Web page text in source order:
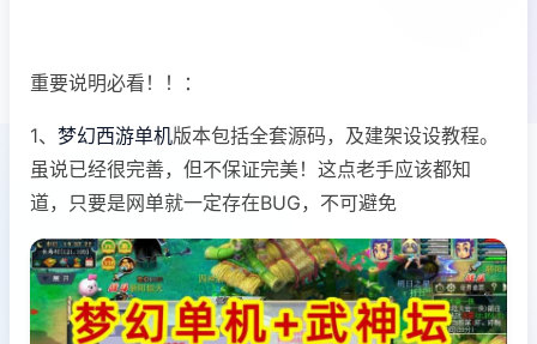
重要说明必看！！：
1、 梦幻西游单机版本包括全套源码，及建架设设教程。
虽说已经很完善，但不保证完美！这点老手应该都知
道，只要是网单就一定存在BUG，不可避免